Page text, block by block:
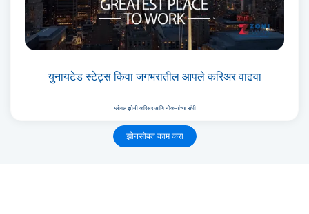
युनायटेड स्टेट्स किंवा जगभरातील आपले करिअर वाढवा
ग्लोबल झोनी करिअर आणि नोकऱ्यांच्या संधी
झोनसोबत काम करा